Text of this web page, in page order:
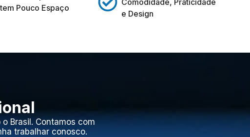
Pouco Espaço
Comodidade, Praticidade
e Design
o Brasil. Contamos com
trabalhar conosco.